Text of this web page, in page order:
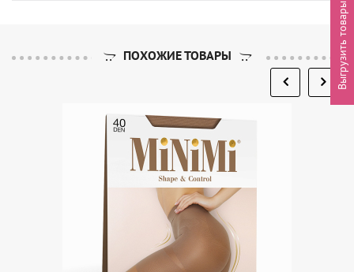
ПОХОЖИЕ ТОВАРЫ Выгрузить товары